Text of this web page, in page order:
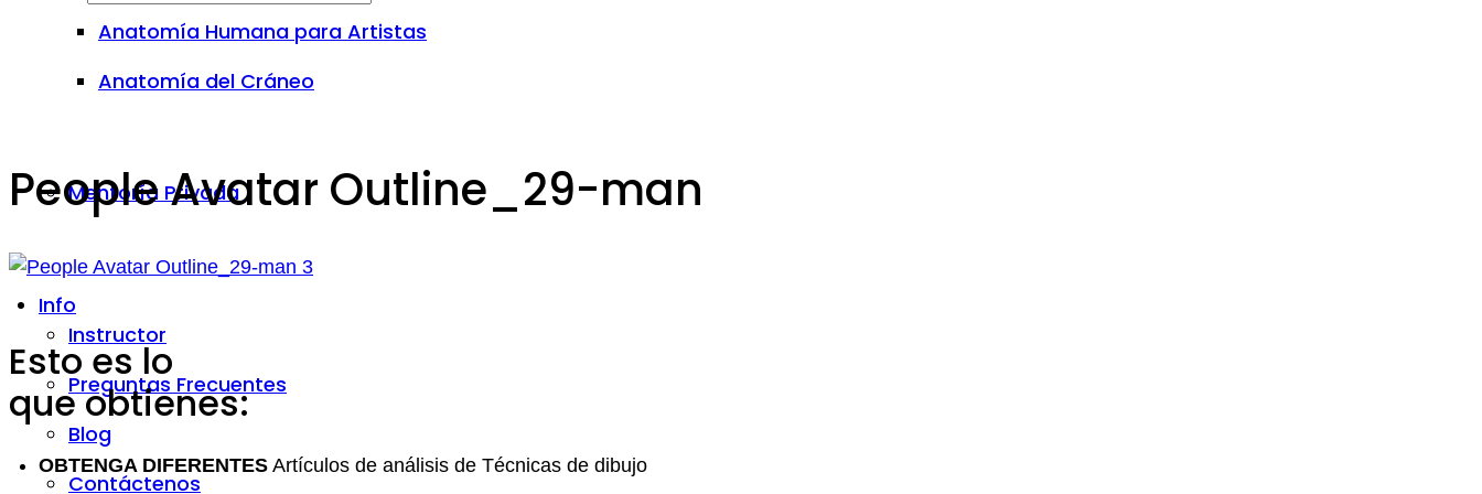
Anatomía Humana para Artistas
Anatomía del Cráneo
Mentoría Privada
Info
Instructor
Preguntas Frecuentes
Blog
Contáctenos
People Avatar Outline_29-man
Esto es lo
que obtienes:
OBTENGA DIFERENTES Artículos de análisis de Técnicas de dibujo